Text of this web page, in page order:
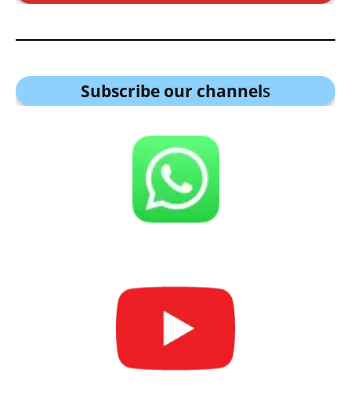
Subscribe our channels